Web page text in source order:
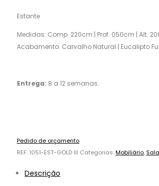
Estante
Medidas: Comp. 220cm | Prof. 050cm | Alt.
Acabamento: Carvalho Natural | Eucalipto
Entrega: 8 a 12 semanas.
Pedido de orçamento
REF: 1051-EST-GOLD III Categorias:Mobiliário,
Descrição